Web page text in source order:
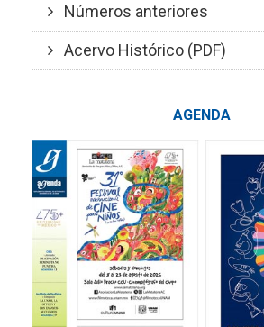
Números anteriores
Acervo Histórico (PDF)
AGENDA